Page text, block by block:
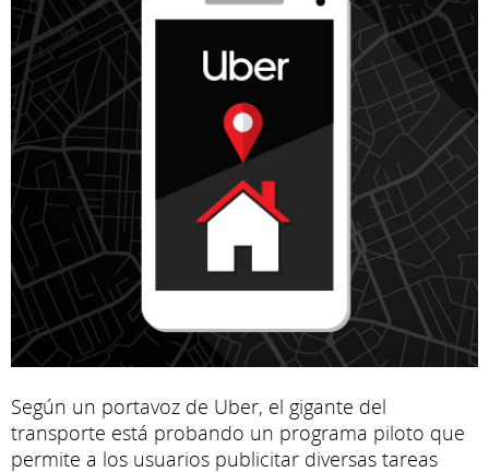
Según un portavoz de Uber, el gigante del
transporte está probando un programa piloto que
permite a los usuarios publicitar diversas tareas